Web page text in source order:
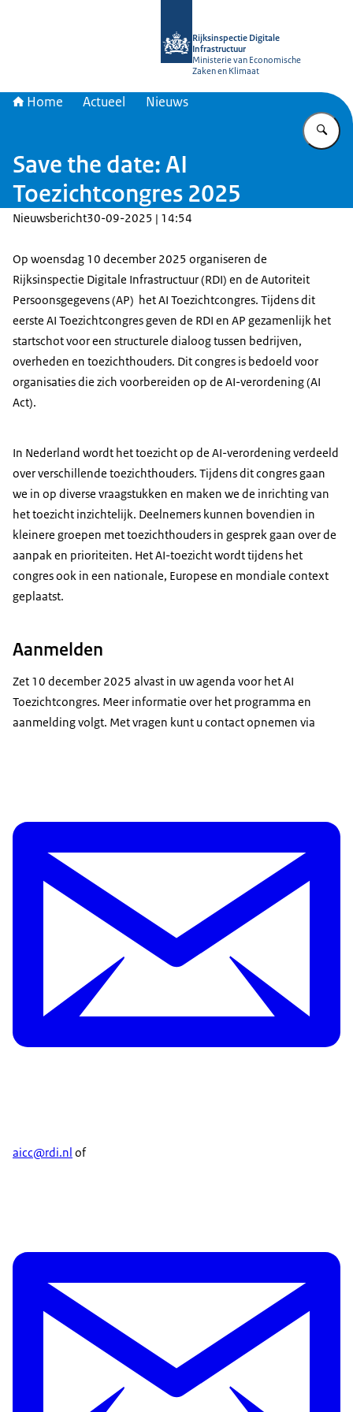
Rijksinspectie Digitale
Infrastructuur
Ministerie van Economische
Zaken en Klimaat
Home Actueel Nieuws
Save the date: AI
Toezichtcongres 2025
Nieuwsbericht30-09-2025 | 14:54
Op woensdag 10 december 2025 organiseren de
Rijksinspectie Digitale Infrastructuur (RDI) en de Autoriteit
Persoonsgegevens (AP) het AI Toezichtcongres. Tijdens dit
eerste AI Toezichtcongres geven de RDI en AP gezamenlijk het
startschot voor een structurele dialoog tussen bedrijven,
overheden en toezichthouders. Dit congres is bedoeld voor
organisaties die zich voorbereiden op de AI-verordening (AI
Act).
In Nederland wordt het toezicht op de AI-verordening verdeeld
over verschillende toezichthouders. Tijdens dit congres gaan
we in op diverse vraagstukken en maken we de inrichting van
het toezicht inzichtelijk. Deelnemers kunnen bovendien in
kleinere groepen met toezichthouders in gesprek gaan over de
aanpak en prioriteiten. Het AI-toezicht wordt tijdens het
congres ook in een nationale, Europese en mondiale context
geplaatst.
Aanmelden
Zet 10 december 2025 alvast in uw agenda voor het AI
Toezichtcongres. Meer informatie over het programma en
aanmelding volgt. Met vragen kunt u contact opnemen via
aicc@rdi.nl of